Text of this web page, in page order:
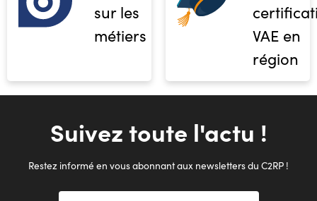
sur les
métiers
VAE en
région
Suivez toute l'actu !
Restez informé en vous abonnant aux newsletters du C2RP !